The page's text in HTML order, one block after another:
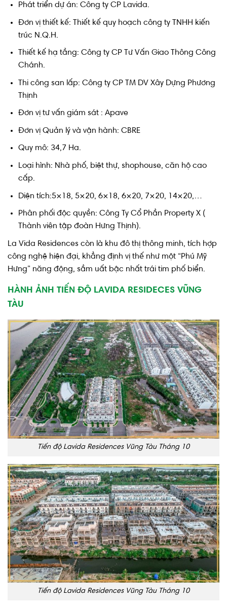
Phát triển dự án: Công ty CP Lavida.
Đơn vị thiết kế: Thiết kế quy hoạch công ty TNHH kiến
trúc N.Q.H.
Thiết kế hạ tầng: Công ty CP Tư Vấn Giao Thông Công
Chánh.
Thi công san lấp: Công ty CP TM DV Xây Dựng Phương
Thịnh
Đơn vị tư vấn giám sát : Apave
Đơn vị Quản lý và vận hành: CBRE
Quy mô: 34,7 Ha.
Loại hình: Nhà phố, biệt thự, shophouse, căn hộ cao
cấp.
Diện tích:5×18, 5×20, 6×18, 6×20, 7×20, 14×20,…
Phân phối độc quyền: Công Ty Cổ Phần Property X (
Thành viên tập đoàn Hưng Thịnh).
La Vida Residences còn là khu đô thị thông minh, tích hợp
công nghệ hiện đại, khẳng định vị thế như một “Phú Mỹ
Hưng” năng động, sầm uất bậc nhất trái tim phố biển.
HÀNH ẢNH TIẾN ĐỘ LAVIDA RESIDECES VŨNG
TÀU
Tiến độ Lavida Residences Vũng Tàu Tháng 10
Tiến độ Lavida Residences Vũng Tàu Tháng 10